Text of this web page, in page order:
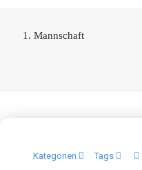
1. Mannschaft
Kategorien Tags